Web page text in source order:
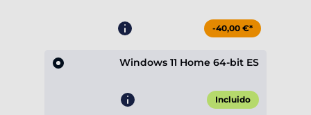
-40,00 €*
Windows 11 Home 64-bit ES
Incluido